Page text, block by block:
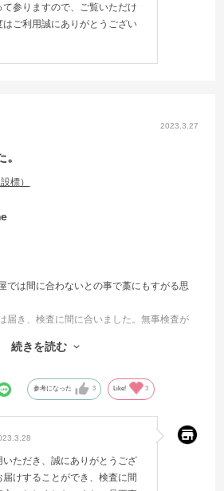
参りますので、ご覧いただけ
ご利用誠にありがとうござい
2023.3.27
標）
では間に合わないとの事で藁にもすがる思
届き、検査に間に合いました。無事検査が
せていただきます。ありがとうございまし
続きを読む
参考になった 3 Like! 3
いただき、誠にありがとうござ
けすることができ、検査に間